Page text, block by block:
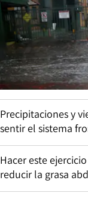
Precipitaciones y
sentir el sistema
Hacer este
reducir la grasa